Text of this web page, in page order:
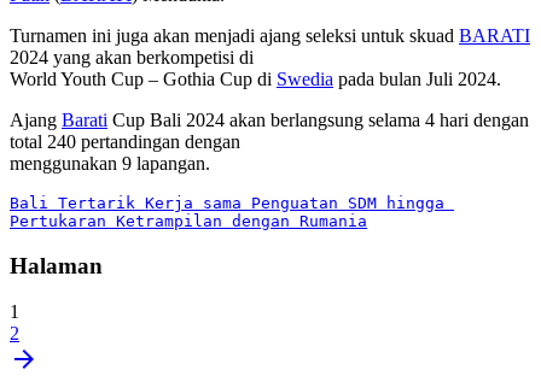
Turnamen ini juga akan menjadi ajang seleksi untuk skuad BARATI
2024 yang akan berkompetisi di
World Youth Cup – Gothia Cup di Swedia pada bulan Juli 2024.
Ajang Barati Cup Bali 2024 akan berlangsung selama 4 hari dengan
total 240 pertandingan dengan
menggunakan 9 lapangan.
Bali Tertarik Kerja sama Penguatan SDM hingga
Pertukaran Ketrampilan dengan Rumania
Halaman
1
2
arrow_forward